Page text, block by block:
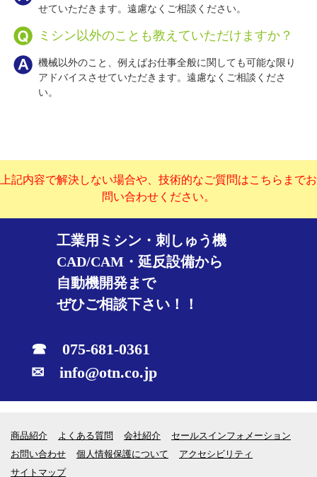
せていただきます。遠慮なくご相談ください。
ミシン以外のことも教えていただけますか？
機械以外のこと、例えばお仕事全般に関しても可能な限り
アドバイスさせていただきます。遠慮なくご相談くださ
い。
上記内容で解決しない場合や、技術的なご質問はこちらまでお
問い合わせください。
工業用ミシン・刺しゅう機
CAD/CAM・延反設備から
自動機開発まで
ぜひご相談下さい！！
☎ 075-681-0361
✉ info@otn.co.jp
商品紹介 よくある質問 会社紹介
セールスインフォメーション
お問い合わせ
個人情報保護について
アクセシビリティ
サイトマップ